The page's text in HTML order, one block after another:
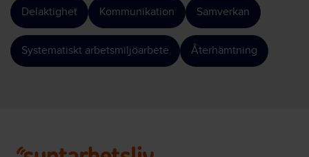
Delaktighet Kommunikation Samverkan
Systematiskt arbetsmiljöarbete Återhämtning